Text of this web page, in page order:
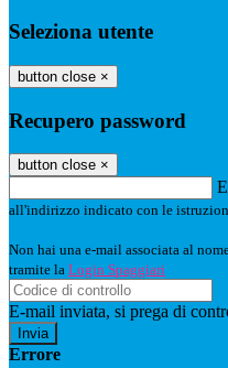
Seleziona utente
button close ×
Recupero password
button close ×
all'indirizzo indicato con le
Non hai una e-mail associata al
tramite la Login Spaggiari
E-mail inviata, si prega di
Errore